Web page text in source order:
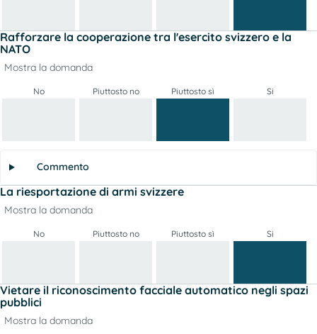
Rafforzare la cooperazione tra l'esercito svizzero e la
NATO
Mostra la domanda
No Piuttosto no Piuttosto sì Si
Commento
La riesportazione di armi svizzere
Mostra la domanda
No Piuttosto no Piuttosto sì Si
Vietare il riconoscimento facciale automatico negli spazi
pubblici
Mostra la domanda